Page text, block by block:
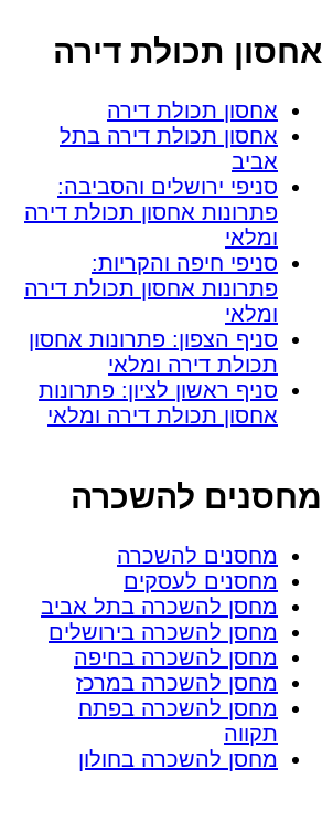
אחסון תכולת דירה
אחסון תכולת דירה
אחסון תכולת דירה בתל
אביב
סניפי ירושלים והסביבה:
פתרונות אחסון תכולת דירה
ומלאי
סניפי חיפה והקריות:
פתרונות אחסון תכולת דירה
ומלאי
סניף הצפון: פתרונות אחסון
תכולת דירה ומלאי
סניף ראשון לציון: פתרונות
אחסון תכולת דירה ומלאי
מחסנים להשכרה
מחסנים להשכרה
מחסנים לעסקים
מחסן להשכרה בתל אביב
מחסן להשכרה בירושלים
מחסן להשכרה בחיפה
מחסן להשכרה במרכז
מחסן להשכרה בפתח
תקווה
מחסן להשכרה בחולון